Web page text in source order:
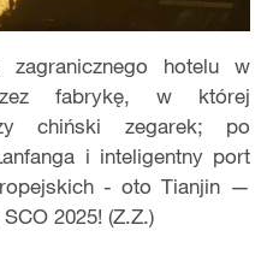
zagranicznego hotelu w
fabrykę, w której
chiński zegarek; po
i inteligentny port
- oto Tianjin —
2025! (Z.Z.)